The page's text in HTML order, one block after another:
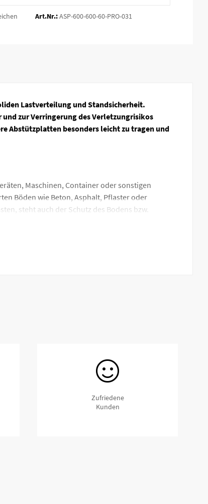
Art.Nr.:ASP-600-600-60-PRO-031
Lastverteilung und Standsicherheit.
zur Verringerung des Verletzungrisikos
Abstützplatten besonders leicht zu tragen und
Maschinen, Container oder sonstigen
Böden wie Beton, Asphalt, Pflaster oder
steht auch der Schutz des Bodens bzw.
Polyethylen mit hoher Dichte und hohem
zur optimalen Lastverteilung bei gleichzeitig
Zufriedene
Kunden